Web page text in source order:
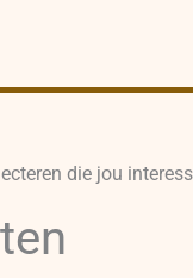
die jou